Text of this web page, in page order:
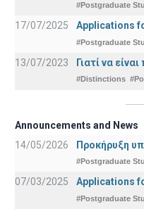
#Postgraduate
17/07/2025 Applications
#Postgraduate
13/07/2023 Γιατί να
#Distinctions
Announcements and News
14/05/2026
Προκήρυξη
#Postgraduate
07/03/2025 Applications
#Postgraduate